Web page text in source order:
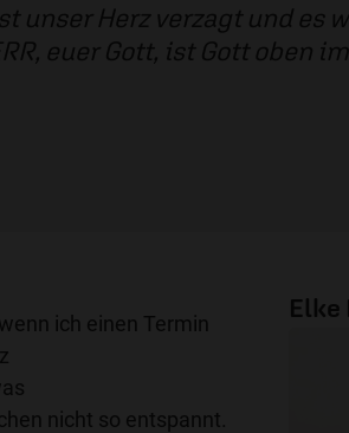
unser Herz verzagt und es
euer Gott, ist Gott oben
ich einen Termin
nicht so entspannt.
Elke